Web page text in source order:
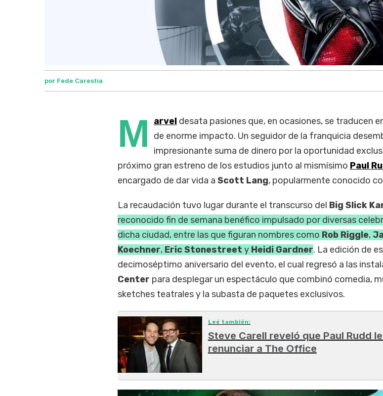
por Fede Carestia
M arvel desata pasiones que, en ocasiones, se traducen
de enorme impacto. Un seguidor de la franquicia
impresionante suma de dinero por la oportunidad
próximo gran estreno de los estudios junto al mismísimo Paul
encargado de dar vida a Scott Lang, popularmente conocido
La recaudación tuvo lugar durante el transcurso del Big Slick
reconocido fin de semana benéfico impulsado por diversas
dicha ciudad, entre las que figuran nombres como Rob Riggle,
Koechner, Eric Stonestreet y Heidi Gardner. La edición de
decimoséptimo aniversario del evento, el cual regresó a las
Center para desplegar un espectáculo que combinó comedia,
sketches teatrales y la subasta de paquetes exclusivos.
Leé también:
Steve Carell reveló que Paul Rudd
renunciar a The Office